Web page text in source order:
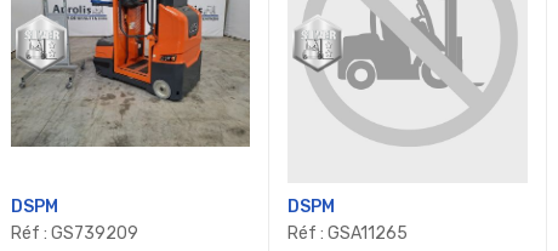
DSPM
Réf : GS739209
DSPM
Réf : GSA11265